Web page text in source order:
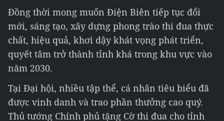
Đồng thời mong muốn Điện Biên tiếp tục đổi
mới, sáng tạo, xây dựng phong trào thi đua thực
chất, hiệu quả, khơi dậy khát vọng phát triển,
quyết tâm trở thành tỉnh khá trong khu vực vào
năm 2030.
Tại Đại hội, nhiều tập thể, cá nhân tiêu biểu đã
được vinh danh và trao phần thưởng cao quý.
Thủ tướng Chính phủ tặng Cờ thi đua cho tỉnh